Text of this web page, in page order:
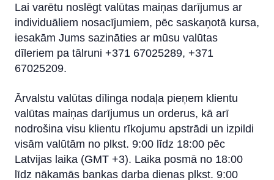
Lai varētu noslēgt valūtas maiņas darījumus ar
individuāliem nosacījumiem, pēc saskaņotā kursa,
iesakām Jums sazināties ar mūsu valūtas
dīleriem pa tālruni +371 67025289, +371
67025209.
Ārvalstu valūtas dīlinga nodaļa pieņem klientu
valūtas maiņas darījumus un orderus, kā arī
nodrošina visu klientu rīkojumu apstrādi un izpildi
visām valūtām no plkst. 9:00 līdz 18:00 pēc
Latvijas laika (GMT +3). Laika posmā no 18:00
līdz nākamās bankas darba dienas plkst. 9:00